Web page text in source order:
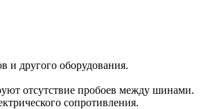
и другого оборудования.
отсутствие пробоев между шинами.
сопротивления.